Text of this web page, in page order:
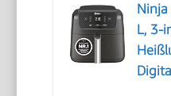
L, 3-